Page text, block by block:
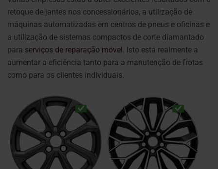
retoque de jantes nos concessionários, a utilização de
máquinas automatizadas em centros de pneus e oficinas e
a utilização de sistemas compactos de corte diamantado
para serviços de reparação móvel . Isto está realmente a
aumentar a eficiência tanto para a manutenção de frotas
como para os clientes individuais.